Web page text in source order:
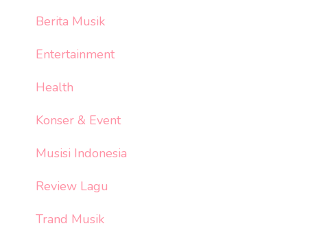
Berita Musik
Entertainment
Health
Konser & Event
Musisi Indonesia
Review Lagu
Trand Musik